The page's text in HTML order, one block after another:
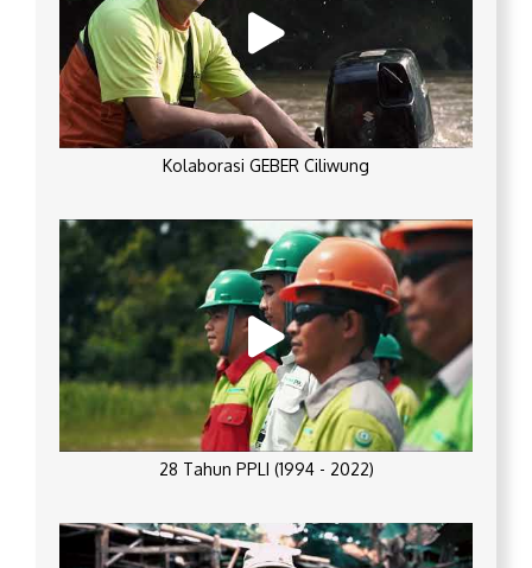
Kolaborasi GEBER Ciliwung
28 Tahun PPLI (1994 - 2022)